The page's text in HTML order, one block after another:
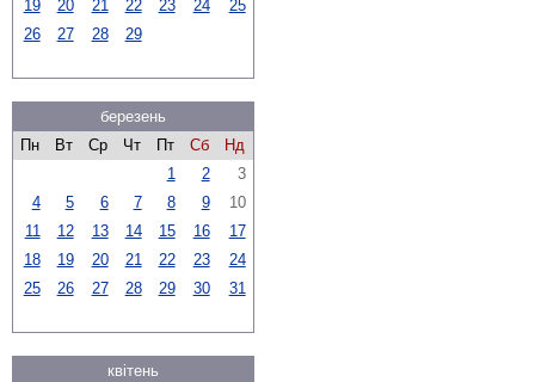
19 20 21 22 23 24
25
26
27 28 29
березень
Пн
Вт Ср Чт Пт Сб
Нд
1
2
3
4
5 6 7 8 9
10
11
12 13 14 15 16
17
18
19 20 21 22 23
24
25
26 27 28 29 30 31
квітень